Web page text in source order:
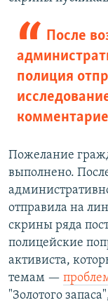
После
полиция
Пожелание
выполнено.
отправила на
скрины ряда
полицейские
активиста,
темам —
"Золотого